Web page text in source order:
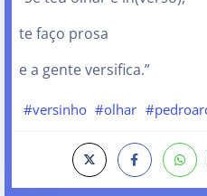
te faço prosa
e a gente versifica.”
#versinho #olhar